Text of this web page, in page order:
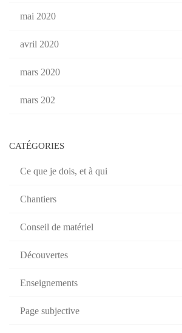
mai 2020
avril 2020
mars 2020
mars 202
CATÉGORIES
Ce que je dois, et à qui
Chantiers
Conseil de matériel
Découvertes
Enseignements
Page subjective